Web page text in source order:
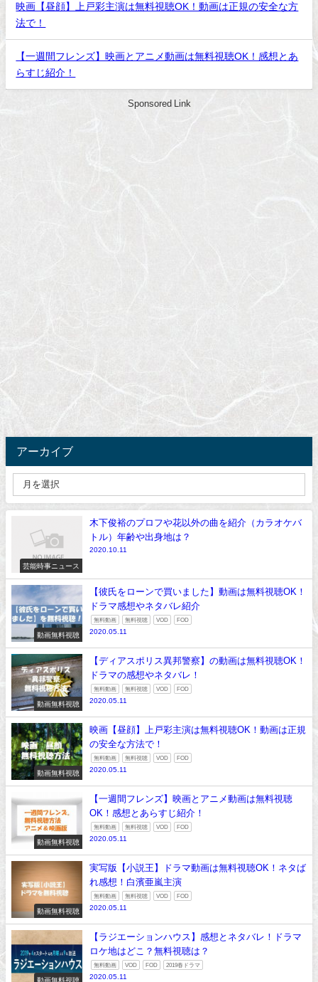
映画【昼顔】上戸彩主演は無料視聴OK！動画は正規の安全な方
法で！
【一週間フレンズ】映画とアニメ動画は無料視聴OK！感想とあ
らすじ紹介！
Sponsored Link
アーカイブ
芸能時事ニュース
木下俊裕のプロフや花以外の曲を紹介（カラオケバ
トル）年齢や出身地は？
2020.10.11
動画無料視聴
【彼氏をローンで買いました】動画は無料視聴OK！
ドラマ感想やネタバレ紹介
無料動画 無料視聴 VOD FOD
2020.05.11
動画無料視聴
【ディアスポリス異邦警察】の動画は無料視聴OK！
ドラマの感想やネタバレ！
無料動画 無料視聴 VOD FOD
2020.05.11
動画無料視聴
映画【昼顔】上戸彩主演は無料視聴OK！動画は正規
の安全な方法で！
無料動画 無料視聴 VOD FOD
2020.05.11
動画無料視聴
【一週間フレンズ】映画とアニメ動画は無料視聴
OK！感想とあらすじ紹介！
無料動画 無料視聴 VOD FOD
2020.05.11
動画無料視聴
実写版【小説王】ドラマ動画は無料視聴OK！ネタば
れ感想！白濱亜嵐主演
無料動画 無料視聴 VOD FOD
2020.05.11
動画無料視聴
【ラジエーションハウス】感想とネタバレ！ドラマ
ロケ地はどこ？無料視聴は？
無料動画 VOD FOD 2019春ドラマ
2020.05.11